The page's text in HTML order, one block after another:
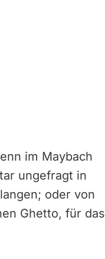
im Maybach
ungefragt in
oder von
Ghetto, für das